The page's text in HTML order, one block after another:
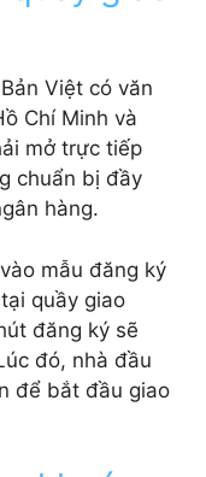
Việt có văn
Chí Minh và
mở trực tiếp
chuẩn bị đầy
hàng.
mẫu đăng ký
quầy giao
đăng ký sẽ
đó, nhà đầu
để bắt đầu giao